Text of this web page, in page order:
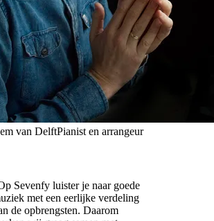
van DelftPianist en arrangeur
Sevenfy luister je naar goede
met een eerlijke verdeling
de opbrengsten. Daarom